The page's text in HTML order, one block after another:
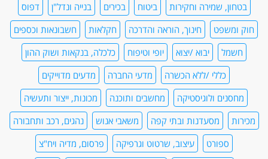
בטחון, שמירה וחקירות
ביטוח בכירים בנייה ונדל"ן
דפוס
חוק ומשפט
חינוך, הוראה והדרכה חקלאות
חשבונאות וכספים
חשמל
יבוא /יצוא יופי וטיפוח
כלכלה, בנקאות ושוק ההון
כללי /ללא הכשרה
מדעי החברה
מדעים מדוייקים
מחסנים ולוגיסטיקה
מחשבים ותוכנה
מכונות, ייצור ותעשיה
מכירות
מסעדנות ובתי קפה משאבי אנוש
נהגים, רכב ותחבורה
ספורט
עיצוב, שרטוט וגרפיקה
פרסום, מדיה ויח"צ